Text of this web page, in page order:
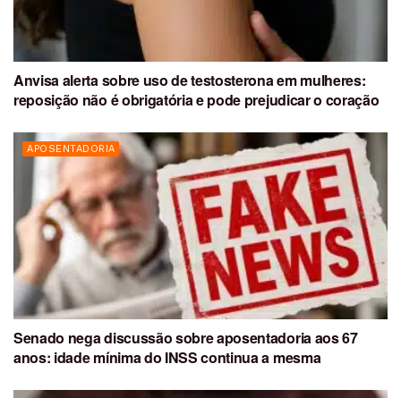
Anvisa alerta sobre uso de testosterona em mulheres:
reposição não é obrigatória e pode prejudicar o coração
APOSENTADORIA
Senado nega discussão sobre aposentadoria aos 67
anos: idade mínima do INSS continua a mesma